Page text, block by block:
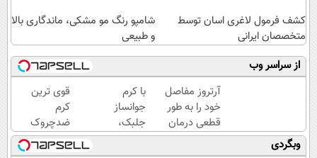
کشف فرمول لاغری اسان توسط
متخصصان ایرانی
شامپو رنگ مو مشکی، ماندگاری بالا
و طبیعی
از سراسر وب
آرتروز مفاصل
خود را به طور
قطعی درمان
کنید!
◗پرسش‌نامه◖
با کرم
جوانساز
جلبک،
پیری رو
معکوس
قوی ترین
کرم
ضدچروک
گیاهی!
تحت
وبگردی